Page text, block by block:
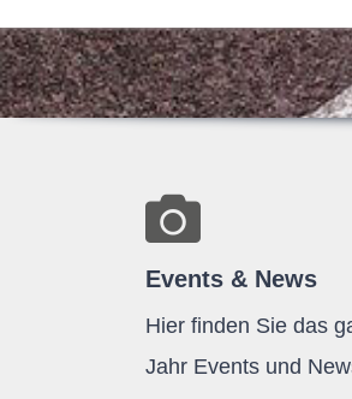
Events & News
Hier finden Sie das
Jahr Events und